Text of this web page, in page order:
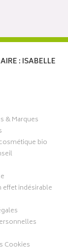
: ISABELLE
& Marques
bio
effet indésirable
Cookies